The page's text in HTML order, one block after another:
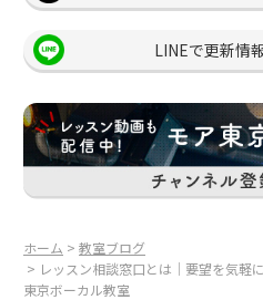
LINEで更新情
ホーム > 教室ブログ
> レッスン相談窓口とは｜要望を気軽
東京ボーカル教室